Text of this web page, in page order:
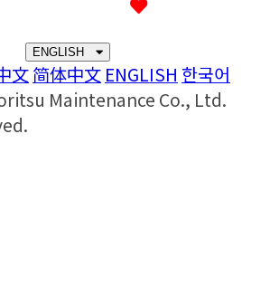
ENGLISH
文简体中文 ENGLISH 한국어
Maintenance Co., Ltd.